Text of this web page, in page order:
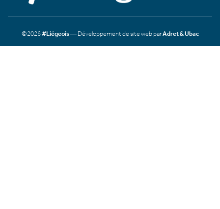
©2026#Liégeois— Développement de site web parAdret & Ubac